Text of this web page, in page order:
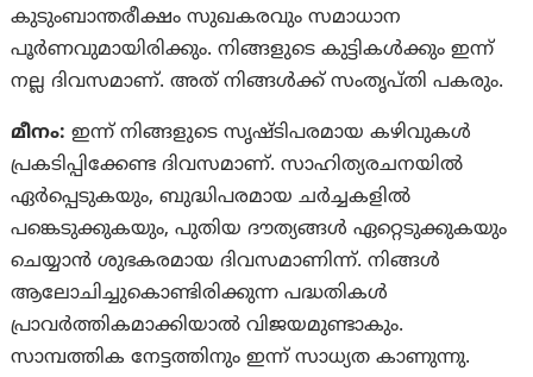
കുടുംബാന്തരീക്ഷം സുഖകരവും സമാധാന
പൂർണവുമായിരിക്കും. നിങ്ങളുടെ കുട്ടികള്‍ക്കും ഇന്ന്
നല്ല ദിവസമാണ്. അത് നിങ്ങള്‍ക്ക് സംതൃപ്‌തി പകരും.
മീനം: ഇന്ന് നിങ്ങളുടെ സൃഷ്‌ടിപരമായ കഴിവുകള്‍
പ്രകടിപ്പിക്കേണ്ട ദിവസമാണ്. സാഹിത്യരചനയില്‍
ഏര്‍പ്പെടുകയും, ബുദ്ധിപരമായ ചര്‍ച്ചകളില്‍
പങ്കെടുക്കുകയും, പുതിയ ദൗത്യങ്ങള്‍ ഏറ്റെടുക്കുകയും
ചെയ്യാന്‍ ശുഭകരമായ ദിവസമാണിന്ന്. നിങ്ങള്‍
ആലോചിച്ചുകൊണ്ടിരിക്കുന്ന പദ്ധതികള്‍
പ്രാവര്‍ത്തികമാക്കിയാല്‍ വിജയമുണ്ടാകും.
സാമ്പത്തിക നേട്ടത്തിനും ഇന്ന് സാധ്യത കാണുന്നു.